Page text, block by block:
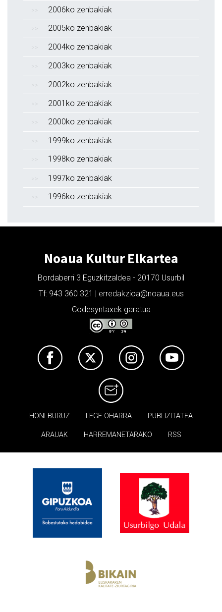
2006ko zenbakiak
2005ko zenbakiak
2004ko zenbakiak
2003ko zenbakiak
2002ko zenbakiak
2001ko zenbakiak
2000ko zenbakiak
1999ko zenbakiak
1998ko zenbakiak
1997ko zenbakiak
1996ko zenbakiak
Noaua Kultur Elkartea
Bordaberri 3 Eguzkitzaldea - 20170 Usurbil
Tf: 943 360 321 | erredakzioa@noaua.eus
Codesyntaxek garatua
HONI BURUZ LEGE OHARRA PUBLIZITATEA
ARAUAK HARREMANETARAKO RSS